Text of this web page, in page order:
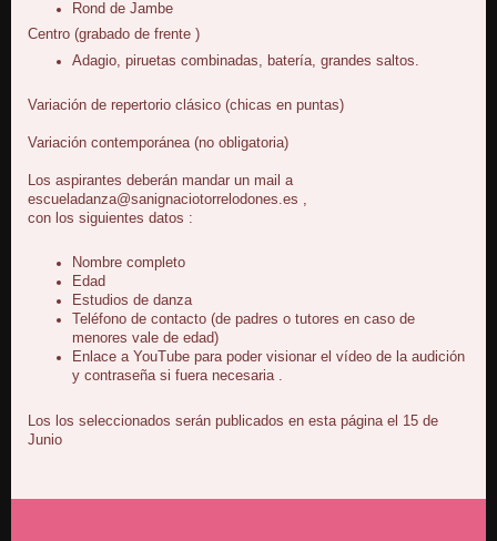
Rond de Jambe
Centro (grabado de frente )
Adagio, piruetas combinadas, batería, grandes saltos.
Variación de repertorio clásico (chicas en puntas)
Variación contemporánea (no obligatoria)
Los aspirantes deberán mandar un mail a
escueladanza@sanignaciotorrelodones.es ,
con los siguientes datos :
Nombre completo
Edad
Estudios de danza
Teléfono de contacto (de padres o tutores en caso de
menores vale de edad)
Enlace a YouTube para poder visionar el vídeo de la audición
y contraseña si fuera necesaria .
Los los seleccionados serán publicados en esta página el 15 de
Junio